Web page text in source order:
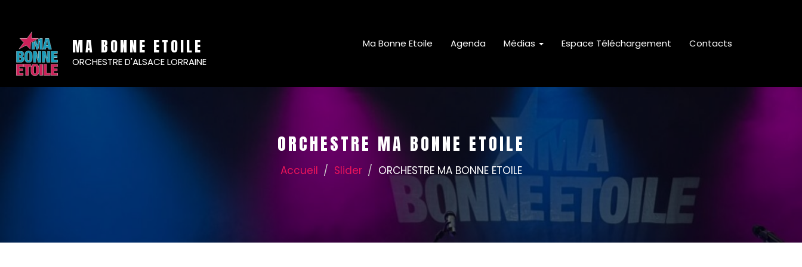
MA BONNE ETOILE
ORCHESTRE D'ALSACE LORRAINE
Ma Bonne Etoile Agenda Médias Espace Téléchargement Contacts
ORCHESTRE MA BONNE ETOILE
Accueil Slider ORCHESTRE MA BONNE ETOILE